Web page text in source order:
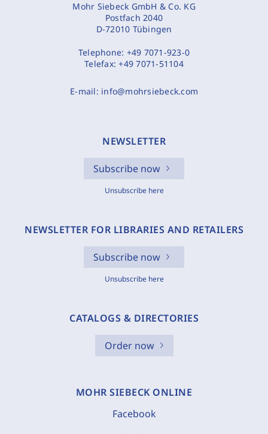
Mohr Siebeck GmbH & Co. KG
Postfach 2040
D-72010 Tübingen
Telephone: +49 7071-923-0
Telefax:+49 7071-51104
E-mail: info@mohrsiebeck.com
NEWSLETTER
Subscribe now
Unsubscribe here
NEWSLETTER FOR LIBRARIES AND RETAILERS
Subscribe now
Unsubscribe here
CATALOGS & DIRECTORIES
Order now
MOHR SIEBECK ONLINE
Facebook